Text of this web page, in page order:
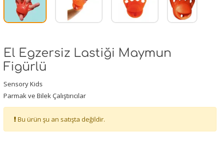
El Egzersiz Lastiği Maymun
Figürlü
Sensory Kids
Parmak ve Bilek Çalıştırıcılar
Bu ürün şu an satışta değildir.